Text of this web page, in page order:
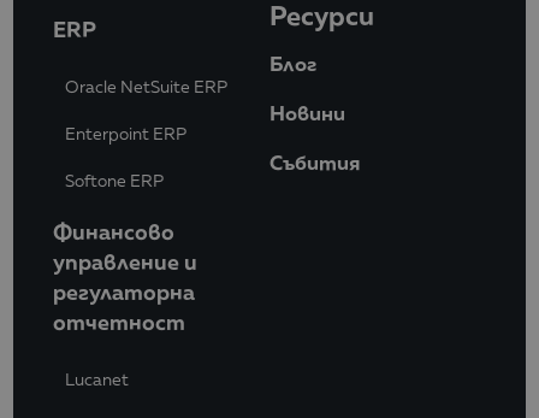
ERP
Oracle NetSuite ERP
Enterpoint ERP
Softone ERP
Финансово
управление и
регулаторна
отчетност
Lucanet
Ресурси
Блог
Новини
Събития